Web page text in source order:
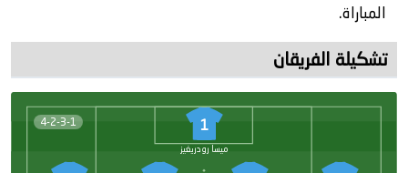
المباراة.
تشكيلة الفريقان
4-2-3-1 1
ميسا رودريغيز